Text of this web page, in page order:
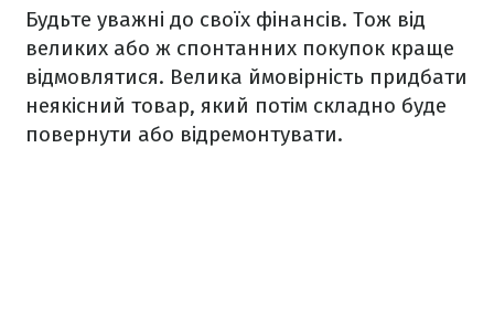
Будьте уважні до своїх фінансів. Тож від
великих або ж спонтанних покупок краще
відмовлятися. Велика ймовірність придбати
неякісний товар, який потім складно буде
повернути або відремонтувати.